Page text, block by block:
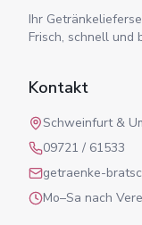
Ihr
Frisch, schnell und
Kontakt
Schweinfurt &
09721 / 61533
getraenke-
Mo–Sa nach